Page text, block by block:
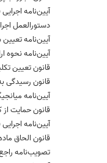
آیین‌نامه
قانون حمایت از